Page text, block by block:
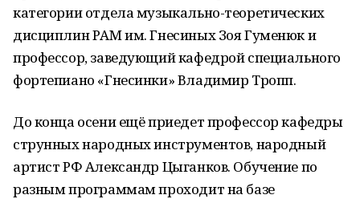
категории отдела музыкально-теоретических
дисциплин РАМ им. Гнесиных Зоя Гуменюк и
профессор, заведующий кафедрой специального
фортепиано «Гнесинки» Владимир Тропп.
До конца осени ещё приедет профессор кафедры
струнных народных инструментов, народный
артист РФ Александр Цыганков. Обучение по
разным программам проходит на базе